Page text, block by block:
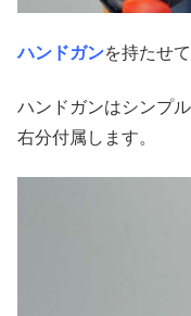
ハンドガンを持たせ
ハンドガンはシンプ
右分付属します。